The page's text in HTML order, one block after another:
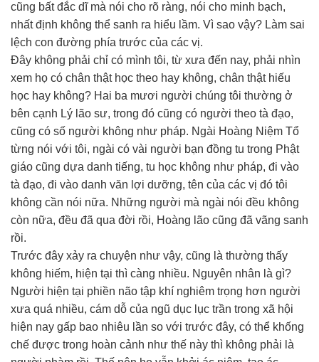
cũng bất đắc dĩ mà nói cho rõ ràng, nói cho minh bạch,
nhất định không thể sanh ra hiểu lầm. Vì sao vậy? Làm sai
lệch con đường phía trước của các vị.
Đây không phải chỉ có mình tôi, từ xưa đến nay, phải nhìn
xem họ có chân thật học theo hay không, chân thật hiếu
học hay không? Hai ba mươi người chúng tôi thường ở
bên cạnh Lý lão sư, trong đó cũng có người theo tà đạo,
cũng có số người không như pháp. Ngài Hoàng Niệm Tổ
từng nói với tôi, ngài có vài người bạn đồng tu trong Phật
giáo cũng dựa danh tiếng, tu học không như pháp, đi vào
tà đạo, đi vào danh văn lợi dưỡng, tên của các vị đó tôi
không cần nói nữa. Những người mà ngài nói đều không
còn nữa, đều đã qua đời rồi, Hoàng lão cũng đã vãng sanh
rồi.
Trước đây xảy ra chuyện như vậy, cũng là thường thấy
không hiếm, hiện tại thì càng nhiều. Nguyên nhân là gì?
Người hiện tại phiền não tập khí nghiêm trọng hơn người
xưa quá nhiều, cám dỗ của ngũ dục lục trần trong xã hội
hiện nay gấp bao nhiêu lần so với trước đây, có thể khống
chế được trong hoàn cảnh như thế này thì không phải là